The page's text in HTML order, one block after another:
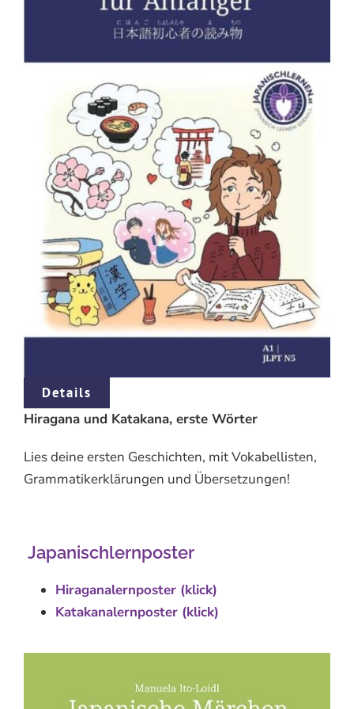
Details
Hiragana und Katakana, erste Wörter
Lies deine ersten Geschichten, mit Vokabellisten,
Grammatikerklärungen und Übersetzungen!
Japanischlernposter
Hiraganalernposter (klick)
Katakanalernposter (klick)